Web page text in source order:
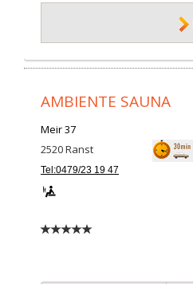
AMBIENTE SAUNA
Meir 37
2520Ranst
Tel:0479/23 19 47